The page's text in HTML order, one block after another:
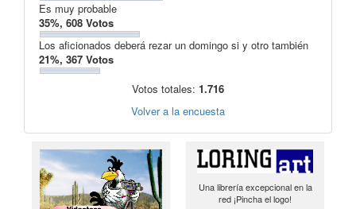
Es muy probable
35%, 608 Votos
Los aficionados deberá rezar un domingo si y otro también
21%, 367 Votos
Votos totales: 1.716
Volver a la encuesta
Una librería excepcional en la
red ¡Pincha el logo!